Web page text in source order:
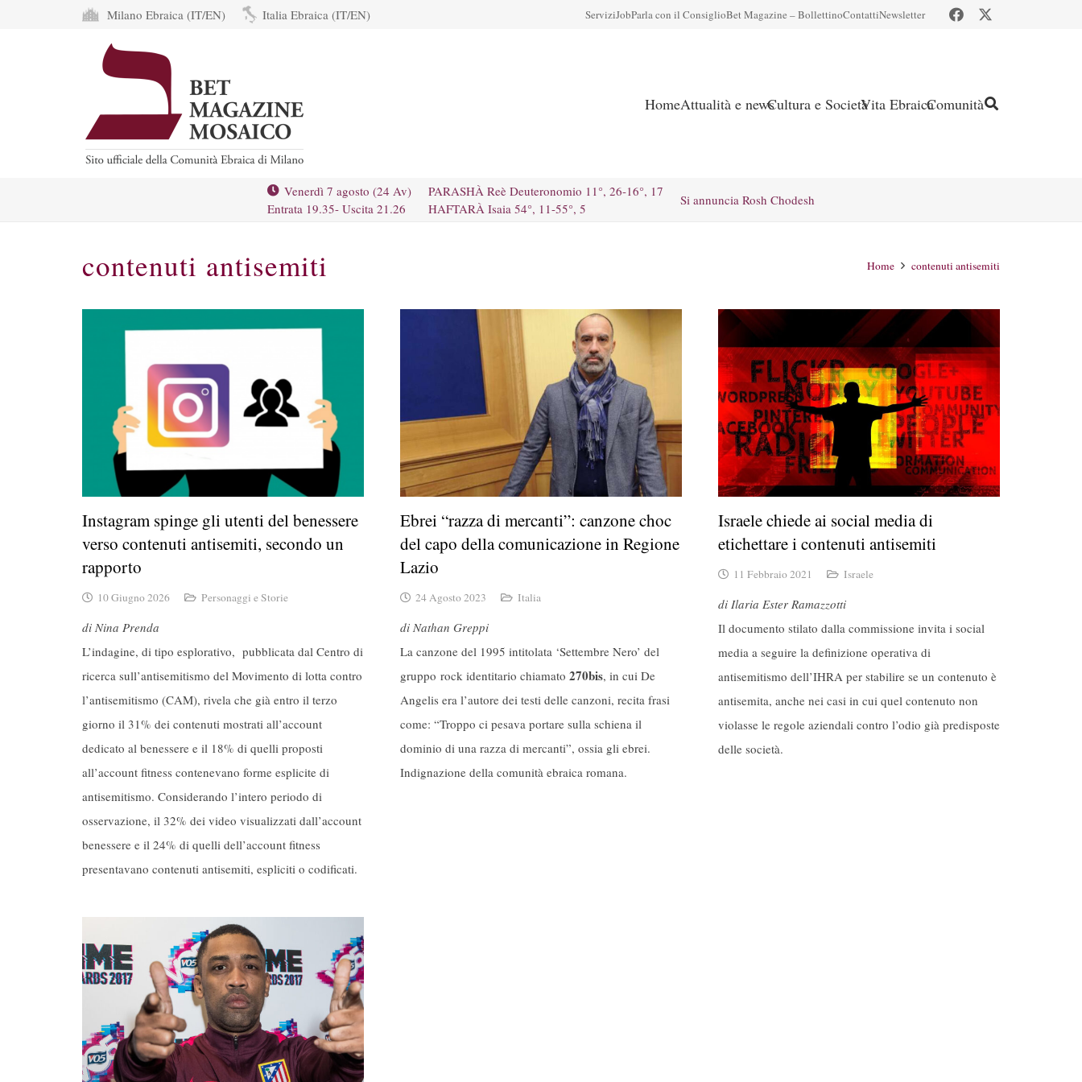
Milano Ebraica (IT/EN) Italia Ebraica (IT/EN) ServiziJobParla con il ConsiglioBet Magazine – BollettinoContattiNewsletter
HomeAttualità e newsCultura e SocietàVita EbraicaComunità
Venerdì 7 agosto (24 Av)
Entrata 19.35- Uscita 21.26
PARASHÀ Reè Deuteronomio 11°, 26-16°, 17
HAFTARÀ Isaia 54°, 11-55°, 5
Si annuncia Rosh Chodesh
contenuti antisemiti Home contenuti antisemiti
Instagram spinge gli utenti del benessere
verso contenuti antisemiti, secondo un
rapporto
10 Giugno 2026 Personaggi e Storie
di Nina Prenda
L’indagine, di tipo esplorativo, pubblicata dal Centro di
ricerca sull’antisemitismo del Movimento di lotta contro
l’antisemitismo (CAM), rivela che già entro il terzo
giorno il 31% dei contenuti mostrati all’account
dedicato al benessere e il 18% di quelli proposti
all’account fitness contenevano forme esplicite di
antisemitismo. Considerando l’intero periodo di
osservazione, il 32% dei video visualizzati dall’account
benessere e il 24% di quelli dell’account fitness
presentavano contenuti antisemiti, espliciti o codificati.
Ebrei “razza di mercanti”: canzone choc
del capo della comunicazione in Regione
Lazio
24 Agosto 2023 Italia
di Nathan Greppi
La canzone del 1995 intitolata ‘Settembre Nero’ del
gruppo rock identitario chiamato 270bis, in cui De
Angelis era l’autore dei testi delle canzoni, recita frasi
come: “Troppo ci pesava portare sulla schiena il
dominio di una razza di mercanti”, ossia gli ebrei.
Indignazione della comunità ebraica romana.
Israele chiede ai social media di
etichettare i contenuti antisemiti
11 Febbraio 2021 Israele
di Ilaria Ester Ramazzotti
Il documento stilato dalla commissione invita i social
media a seguire la definizione operativa di
antisemitismo dell’IHRA per stabilire se un contenuto è
antisemita, anche nei casi in cui quel contenuto non
violasse le regole aziendali contro l’odio già predisposte
delle società.